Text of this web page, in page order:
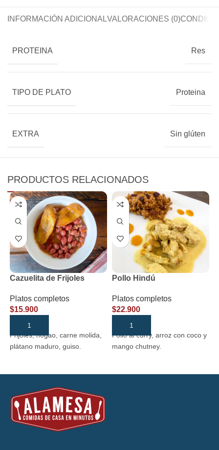
INFORMACIÓN ADICIONALVALORACIONES (0)
PROTEINA Res
TIPO DE PLATO Proteina
EXTRA Sin glúten
PRODUCTOS RELACIONADOS
Cazuelita de Frijoles
Platos completos
$15.900
AÑADIR AL CARRITO
Frijoles, hogao, carne molida,
plátano maduro, guiso.
Pollo Hindú
Platos completos
$22.900
AÑADIR AL CARRITO
Pollo al curry, arroz con coco y
mango chutney.